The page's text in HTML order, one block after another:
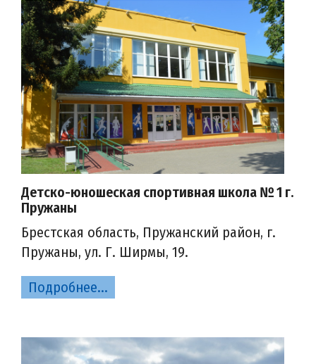
Детско-юношеская спортивная школа № 1 г.
Пружаны
Брестская область, Пружанский район, г.
Пружаны, ул. Г. Ширмы, 19.
Подробнее...